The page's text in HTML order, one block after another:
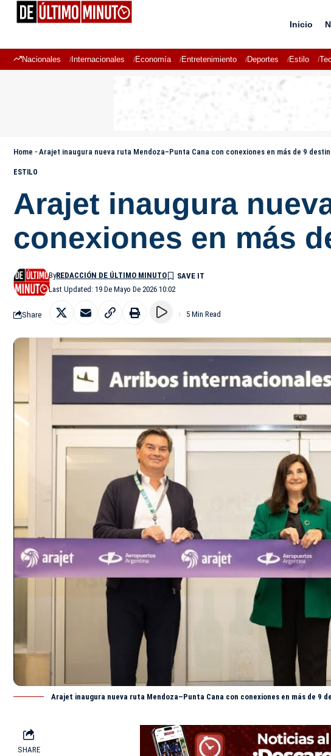
Inicio
Nacionales Internacionales Economía Entretenimiento Deportes Estilo
Home - Arajet inaugura nueva ruta Mendoza–Punta Cana con conexiones en más de 9
ESTILO
Arajet inaugura
conexiones en más
Last Updated: 19 De Mayo De 2026 10:02
ByREDACCIÓN DE ÚLTIMO MINUTO
Share 5 Min Read
Arajet inaugura nueva ruta Mendoza–Punta Cana con conexiones en más de 9
SHARE